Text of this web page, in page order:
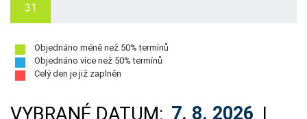
31
Objednáno méně než 50% termínů
Objednáno více než 50% termínů
Celý den je již zaplněn
VYBRANÉ DATUM: 7. 8. 2026 |